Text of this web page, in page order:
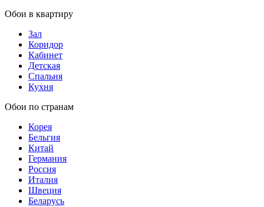
Обои в квартиру
Зал
Коридор
Кабинет
Детская
Спальня
Кухня
Обои по странам
Корея
Бельгия
Китай
Германия
Россия
Италия
Швеция
Беларусь